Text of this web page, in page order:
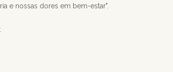
e nossas dores em bem-estar".